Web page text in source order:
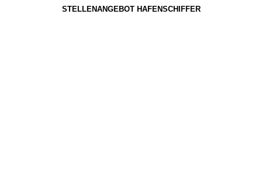
STELLENANGEBOT HAFENSCHIFFER